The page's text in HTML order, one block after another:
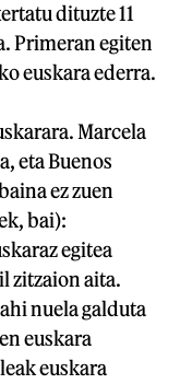
dituzte 11
Primeran egiten
euskara ederra.
Marcela
eta Buenos
ez zuen
bai):
egitea
zitzaion aita.
nuela galduta
euskara
euskara